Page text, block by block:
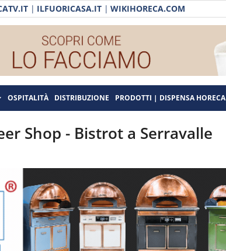
| ILFUORICASA.IT | WIKIHORECA.COM
OSPITALITÀ DISTRIBUZIONE PRODOTTI | DISPENSA HORECA
Shop - Bistrot a Serravalle